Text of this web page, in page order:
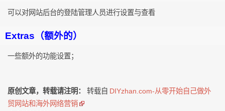
可以对网站后台的登陆管理人员进行设置与查看
Extras（额外的）
一些额外的功能设置；
原创文章，转载请注明： 转载自 DIYzhan.com-从零开始自己做外
贸网站和海外网络营销